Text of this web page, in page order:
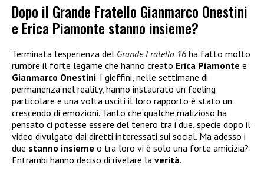
Dopo il Grande Fratello Gianmarco Onestini
e Erica Piamonte stanno insieme?
Terminata l’esperienza del Grande Fratello 16 ha fatto molto
rumore il forte legame che hanno creato Erica Piamonte e
Gianmarco Onestini. I gieffini, nelle settimane di
permanenza nel reality, hanno instaurato un feeling
particolare e una volta usciti il loro rapporto è stato un
crescendo di emozioni. Tanto che qualche malizioso ha
pensato ci potesse essere del tenero tra i due, specie dopo il
video divulgato dai diretti interessati sui social. Ma adesso i
due stanno insieme o tra loro vi è solo una forte amicizia?
Entrambi hanno deciso di rivelare la verità.